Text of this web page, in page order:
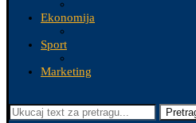
Ekonomija
Sport
Marketing